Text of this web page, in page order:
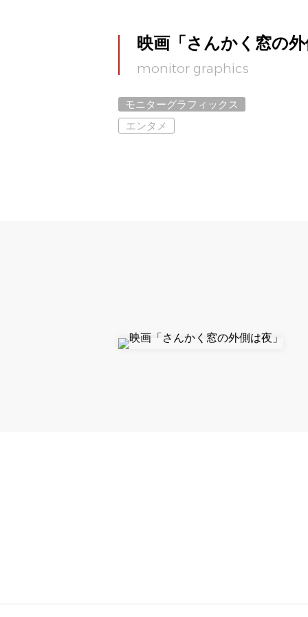
映画「さんかく窓の
monitor graphics
モニターグラフィックス
エンタメ